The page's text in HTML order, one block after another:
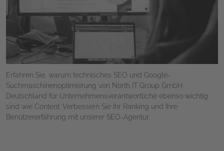
Erfahren Sie, warum technisches SEO und Google-
Suchmaschinenoptimierung von North IT Group GmbH
Deutschland für Unternehmensverantwortliche ebenso wichtig
sind wie Content. Verbessern Sie Ihr Ranking und Ihre
Benutzererfahrung mit unserer SEO-Agentur.